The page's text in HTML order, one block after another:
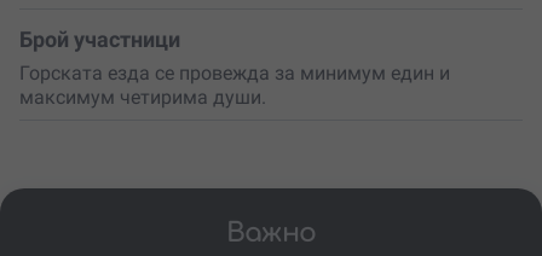
Брой участници
Горската езда се провежда за минимум един и
максимум четирима души.
Важно